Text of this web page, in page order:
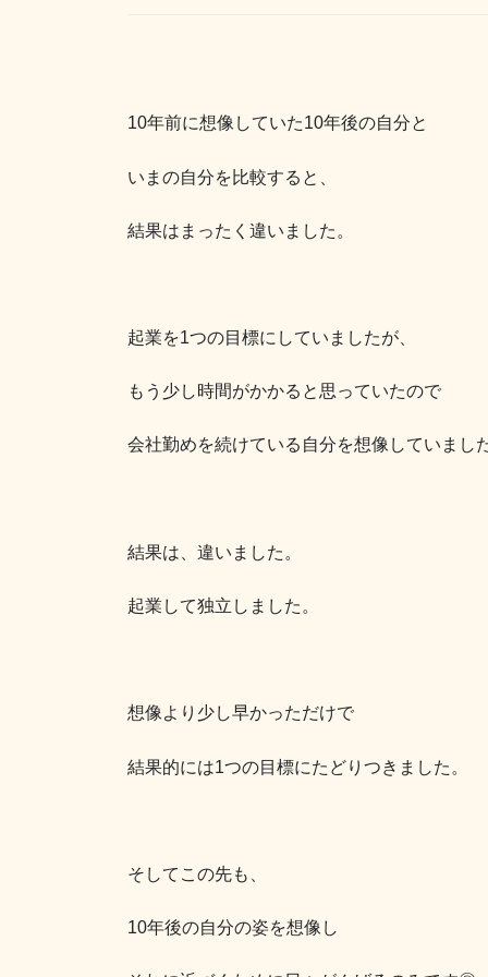
10年前に想像していた10年後の自分と
いまの自分を比較すると、
結果はまったく違いました。
起業を1つの目標にしていましたが、
もう少し時間がかかると思っていたので
会社勤めを続けている自分を想像していまし
結果は、違いました。
起業して独立しました。
想像より少し早かっただけで
結果的には1つの目標にたどりつきました。
そしてこの先も、
10年後の自分の姿を想像し